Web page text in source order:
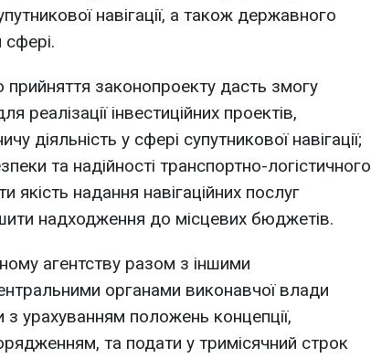
навігації, а також державного
законопроекту дасть змогу
реалізації інвестиційних проектів,
діяльність у сфері супутникової навігації;
та надійності транспортно-логістичного
якість надання навігаційних послуг
надходження до місцевих бюджетів.
агентству разом з іншими
органами виконавчої влади
урахуванням положень концепції,
та подати у тримісячний строк